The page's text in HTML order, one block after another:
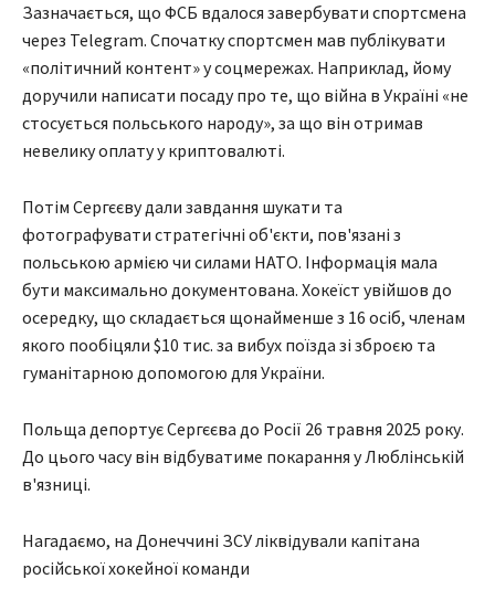
Зазначається, що ФСБ вдалося завербувати спортсмена
через Telegram. Спочатку спортсмен мав публікувати
«політичний контент» у соцмережах. Наприклад, йому
доручили написати посаду про те, що війна в Україні «не
стосується польського народу», за що він отримав
невелику оплату у криптовалюті.
Потім Сергєєву дали завдання шукати та
фотографувати стратегічні об'єкти, пов'язані з
польською армією чи силами НАТО. Інформація мала
бути максимально документована. Хокеїст увійшов до
осередку, що складається щонайменше з 16 осіб, членам
якого пообіцяли $10 тис. за вибух поїзда зі зброєю та
гуманітарною допомогою для України.
Польща депортує Сергєєва до Росії 26 травня 2025 року.
До цього часу він відбуватиме покарання у Люблінській
в'язниці.
Нагадаємо, на Донеччині ЗСУ ліквідували капітана
російської хокейної команди